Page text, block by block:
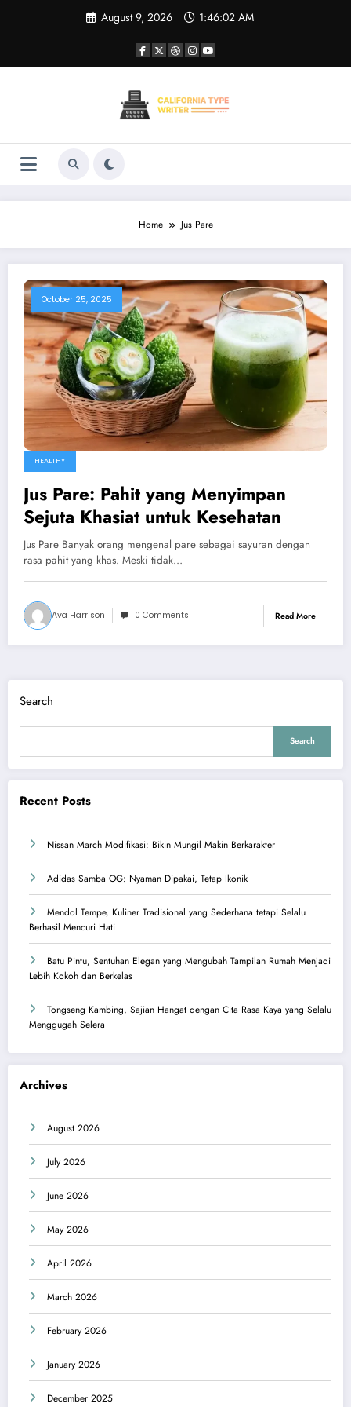
August 9, 2026 1:46:02 AM
Home Jus Pare
October 25, 2025
HEALTHY
Jus Pare: Pahit yang Menyimpan
Sejuta Khasiat untuk Kesehatan
Jus Pare Banyak orang mengenal pare sebagai sayuran dengan
rasa pahit yang khas. Meski tidak…
Ava Harrison 0 Comments Read More
Search
Search
Recent Posts
Nissan March Modifikasi: Bikin Mungil Makin Berkarakter
Adidas Samba OG: Nyaman Dipakai, Tetap Ikonik
Mendol Tempe, Kuliner Tradisional yang Sederhana tetapi Selalu
Berhasil Mencuri Hati
Batu Pintu, Sentuhan Elegan yang Mengubah Tampilan Rumah Menjadi
Lebih Kokoh dan Berkelas
Tongseng Kambing, Sajian Hangat dengan Cita Rasa Kaya yang Selalu
Menggugah Selera
Archives
August 2026
July 2026
June 2026
May 2026
April 2026
March 2026
February 2026
January 2026
December 2025